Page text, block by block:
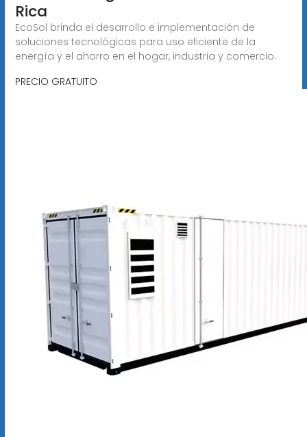
Rica
EcoSol brinda el desarrollo e implementación de
soluciones tecnológicas para uso eficiente de la
energía y el ahorro en el hogar, industria y comercio.
PRECIO GRATUITO